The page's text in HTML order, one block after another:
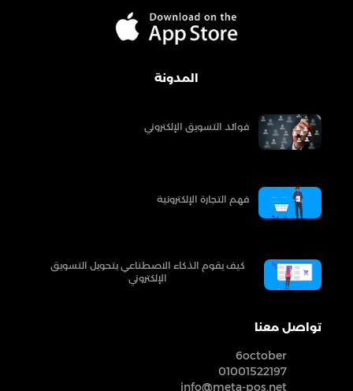
المدونة
فوائد التسويق الإلكتروني
فهم التجارة الإلكترونية
كيف يقوم الذكاء الاصطناعي بتحويل التسويق
الإلكتروني
تواصل معنا
6october
01001522197
info@meta-pos.net